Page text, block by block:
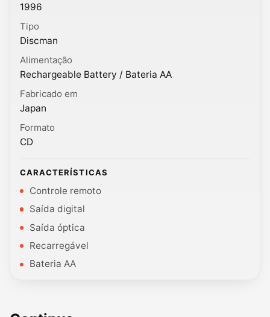
1996
Tipo
Discman
Alimentação
Rechargeable Battery / Bateria AA
Fabricado em
Japan
Formato
CD
CARACTERÍSTICAS
Controle remoto
Saída digital
Saída óptica
Recarregável
Bateria AA